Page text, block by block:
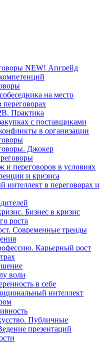
NEW! Апгрейд
на место
Практика
с поставщиками
в организации
Джокер
и переговоров в условиях
и кризиса
интеллект в переговорах и
Бизнес в кризис
роста
Современные тренды
Карьерный рост
воли
в себе
интеллект
Публичные
презентаций